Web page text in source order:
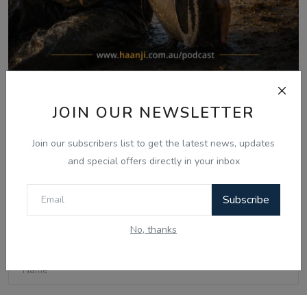
JOIN OUR NEWSLETTER
Join our subscribers list to get the latest news, updates
and special offers directly in your inbox
Subscribe
No, thanks
ਪੈਂਗੁਇਨ ਡਿਨਡਿਮ ਦੀ ਸੱਚੀ ਕਹਾਣੀ - Punjabi
Comments